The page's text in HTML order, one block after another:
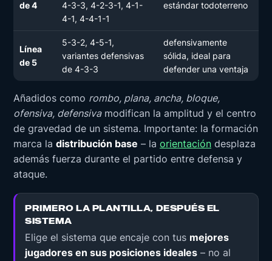
de 4
4-3-3, 4-2-3-1, 4-1-
4-1, 4-4-1-1
estándar todoterreno
Línea
de 5
5-3-2, 4-5-1,
variantes defensivas
de 4-3-3
defensivamente
sólida, ideal para
defender una ventaja
Añadidos como rombo, plana, ancha, bloque,
ofensiva, defensivamodifican la amplitud y el centro
de gravedad de un sistema. Importante: la formación
marca la distribución base – la orientación desplaza
además fuerza durante el partido entre defensa y
ataque.
PRIMERO LA PLANTILLA, DESPUÉS EL
SISTEMA
Elige el sistema que encaje con tus mejores
jugadores en sus posiciones ideales – no al